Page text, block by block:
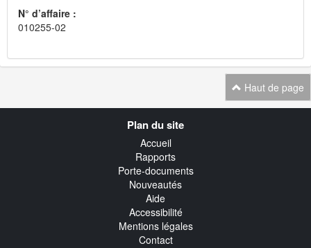
N° d’affaire :
010255-02
Haut de page
Plan du site
Accueil
Rapports
Porte-documents
Nouveautés
Aide
Accessibilité
Mentions légales
Contact